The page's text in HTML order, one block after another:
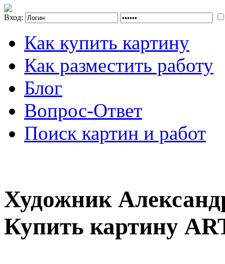
Вход:
Как купить картину
Как разместить работу
Блог
Вопрос-Ответ
Поиск картин и работ
Художник
Купить картину